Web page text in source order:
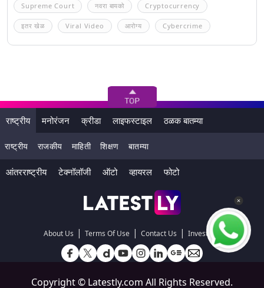
Supreme Court नवरा बायको Cryptocurrency
इतर खेळ Viral Video आरोग्य Cybercrime
राष्ट्रीय मनोरंजन क्रीडा लाइफस्टाइल ठळक बातम्या
राष्ट्रीय राजकीय माहिती शिक्षण बातम्या
आंतरराष्ट्रीय टेक्नॉलॉजी ऑटो व्हायरल फोटो
About Us | Terms Of Use | Contact Us | Investors
Copyright © Latestly.com All Rights Reserved.